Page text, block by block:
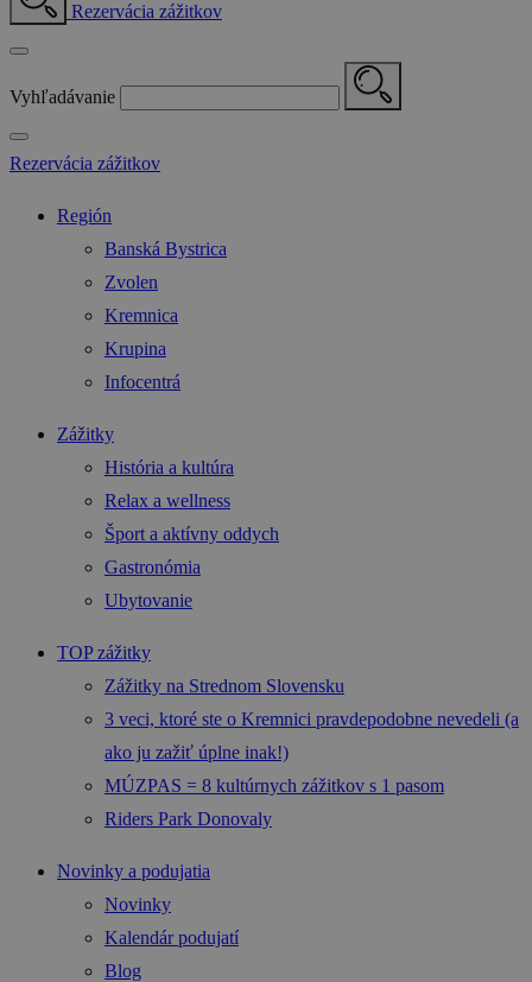
Rezervácia zážitkov
Vyhľadávanie
Rezervácia zážitkov
Región
Banská Bystrica
Zvolen
Kremnica
Krupina
Infocentrá
Zážitky
História a kultúra
Relax a wellness
Šport a aktívny oddych
Gastronómia
Ubytovanie
TOP zážitky
Zážitky na Strednom Slovensku
3 veci, ktoré ste o Kremnici pravdepodobne nevedeli (a
ako ju zažiť úplne inak!)
MÚZPAS = 8 kultúrnych zážitkov s 1 pasom
Riders Park Donovaly
Novinky a podujatia
Novinky
Kalendár podujatí
Blog